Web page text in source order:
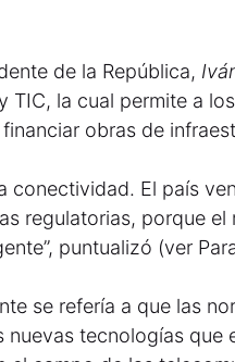
de la República,
TIC, la cual permite a
obras de
conectividad. El país
regulatorias, porque
puntualizó (ver
se refería a que las
nuevas tecnologías que